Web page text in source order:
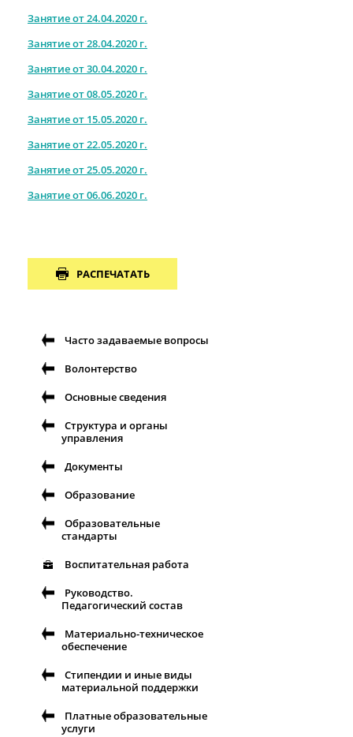
Занятие от 24.04.2020 г.
Занятие от 28.04.2020 г.
Занятие от 30.04.2020 г.
Занятие от 08.05.2020 г.
Занятие от 15.05.2020 г.
Занятие от 22.05.2020 г.
Занятие от 25.05.2020 г.
Занятие от 06.06.2020 г.
РАСПЕЧАТАТЬ
Часто задаваемые вопросы
Волонтерство
Основные сведения
Структура и органы
управления
Документы
Образование
Образовательные
стандарты
Воспитательная работа
Руководство.
Педагогический состав
Материально-техническое
обеспечение
Стипендии и иные виды
материальной поддержки
Платные образовательные
услуги